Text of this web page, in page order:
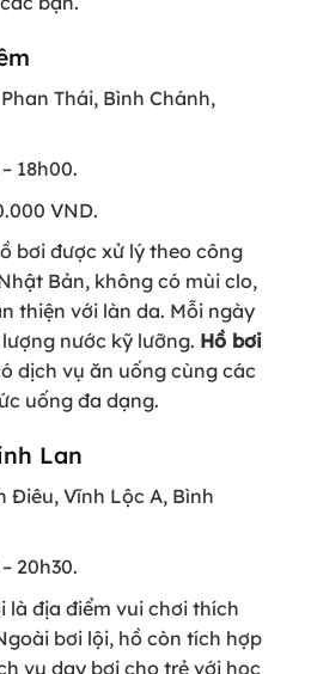
Thái, Bình Chánh,
18h00.
VND.
bơi được xử lý theo công
Bản, không có mùi clo,
thiện với làn da. Mỗi ngày
nước kỹ lưỡng. Hồ bơi
dịch vụ ăn uống cùng các
uống đa dạng.
Lan
Điêu, Vĩnh Lộc A, Bình
20h30.
là địa điểm vui chơi thích
bơi lội, hồ còn tích hợp
vụ dạy bơi cho trẻ với học